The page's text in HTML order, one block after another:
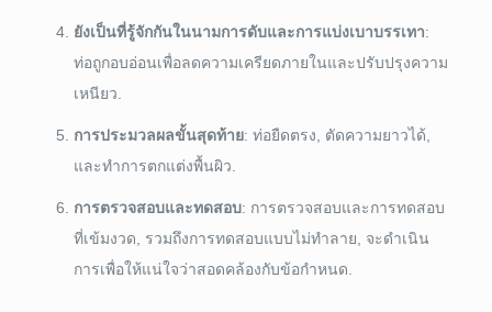
ยังเป็นที่รู้จักกันในนามการดับและการแบ่งเบาบรรเทา:
ท่อถูกอบอ่อนเพื่อลดความเครียดภายในและปรับปรุงความ
เหนียว.
การประมวลผลขั้นสุดท้าย: ท่อยืดตรง, ตัดความยาวได้,
และทำการตกแต่งพื้นผิว.
การตรวจสอบและทดสอบ: การตรวจสอบและการทดสอบ
ที่เข้มงวด, รวมถึงการทดสอบแบบไม่ทำลาย, จะดำเนิน
การเพื่อให้แน่ใจว่าสอดคล้องกับข้อกำหนด.